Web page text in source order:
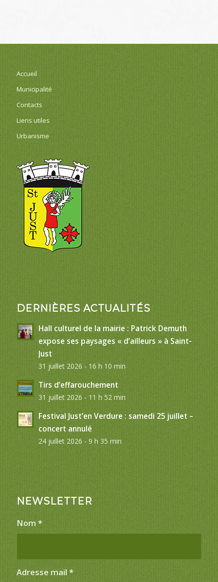
Accueil
Municipalité
Contacts
Liens utiles
Urbanisme
DERNIÈRES ACTUALITÉS
Hall culturel de la mairie : Patrick Demuth
expose ses paysages « d’ailleurs » à Saint-
Just
31 juillet 2026 - 16 h 10 min
Tirs d’effarouchement
31 juillet 2026 - 11 h 52 min
Festival Just’en Verdure : samedi 25 juillet –
concert annulé
24 juillet 2026 - 9 h 35 min
NEWSLETTER
Nom *
Adresse mail *